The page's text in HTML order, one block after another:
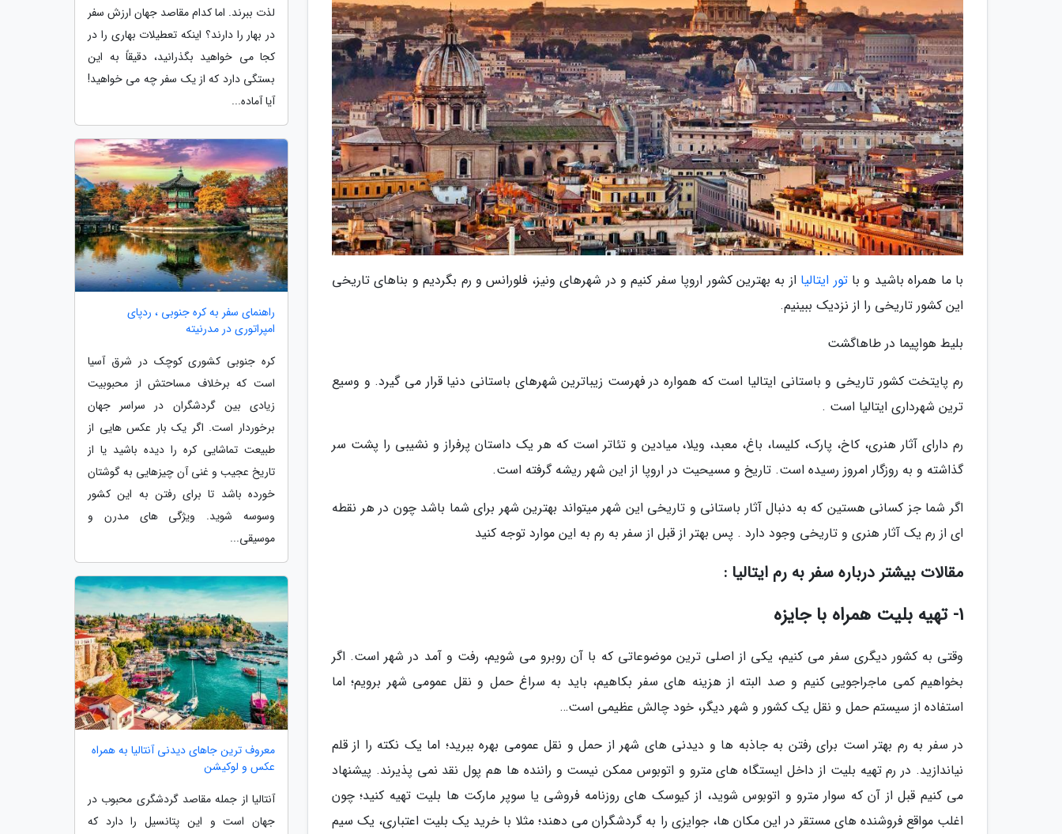
با ما همراه باشید و باتور ایتالیا از به بهترین کشور اروپا سفر کنیم و در شهرهای ونیز، فلورانس و رم بگردیم و بناهای تاریخی
این کشور تاریخی را از نزدیک ببینیم.
بلیط هواپیما در طاهاگشت
رم پایتخت کشور تاریخی و باستانی ایتالیا است که همواره در فهرست زیباترین شهرهای باستانی دنیا قرار می گیرد. و وسیع
ترین شهرداری ایتالیا است .
رم دارای آثار هنری، کاخ، پارک، کلیسا، باغ، معبد، ویلا، میادین و تئاتر است که هر یک داستان پرفراز و نشیبی را پشت سر
گذاشته و به روزگار امروز رسیده است. تاریخ و مسیحیت در اروپا از این شهر ریشه گرفته است.
اگر شما جز کسانی هستین که به دنبال آثار باستانی و تاریخی این شهر میتواند بهترین شهر برای شما باشد چون در هر نقطه
ای از رم یک آثار هنری و تاریخی وجود دارد . پس بهتر از قبل از سفر به رم به این موارد توجه کنید
مقالات بیشتر درباره سفر به رم ایتالیا :
1- تهیه بلیت همراه با جایزه
وقتی به کشور دیگری سفر می کنیم، یکی از اصلی ترین موضوعاتی که با آن روبرو می شویم، رفت و آمد در شهر است. اگر
بخواهیم کمی ماجراجویی کنیم و صد البته از هزینه های سفر بکاهیم، باید به سراغ حمل و نقل عمومی شهر برویم؛ اما
استفاده از سیستم حمل و نقل یک کشور و شهر دیگر، خود چالش عظیمی است…
در سفر به رم بهتر است برای رفتن به جاذبه ها و دیدنی های شهر از حمل و نقل عمومی بهره ببرید؛ اما یک نکته را از قلم
نیاندازید. در رم تهیه بلیت از داخل ایستگاه های مترو و اتوبوس ممکن نیست و راننده ها هم پول نقد نمی پذیرند. پیشنهاد
می کنیم قبل از آن که سوار مترو و اتوبوس شوید، از کیوسک های روزنامه فروشی یا سوپر مارکت ها بلیت تهیه کنید؛ چون
اغلب مواقع فروشنده های مستقر در این مکان ها، جوایزی را به گردشگران می دهند؛ مثلا با خرید یک بلیت اعتباری، یک سیم
لذت ببرند. اما کدام مقاصد جهان ارزش سفر
در بهار را دارند؟ اینکه تعطیلات بهاری را در
کجا می خواهید بگذرانید، دقیقاً به این
بستگی دارد که از یک سفر چه می خواهید!
آیا آماده...
راهنمای سفر به کره جنوبی ، ردپای
امپراتوری در مدرنیته
کره جنوبی کشوری کوچک در شرق آسیا
است که برخلاف مساحتش از محبوبیت
زیادی بین گردشگران در سراسر جهان
برخوردار است. اگر یک بار عکس هایی از
طبیعت تماشایی کره را دیده باشید یا از
تاریخ عجیب و غنی آن چیزهایی به گوشتان
خورده باشد تا برای رفتن به این کشور
وسوسه شوید. ویژگی های مدرن و
موسیقی...
معروف ترین جاهای دیدنی آنتالیا به همراه
عکس و لوکیشن
آنتالیا از جمله مقاصد گردشگری محبوب در
جهان است و این پتانسیل را دارد که